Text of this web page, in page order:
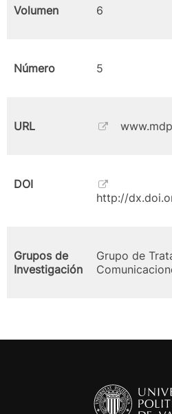
Volumen 6
Número 5
URL
DOI
http://
Grupos de
Investigación
Grupo de